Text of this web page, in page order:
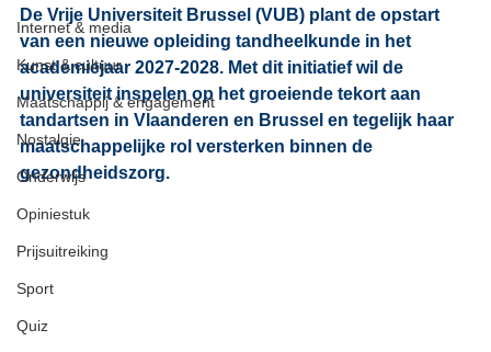
Internet & media
Kunst & cultuur
Maatschappij & engagement
Nostalgie
Onderwijs
Opiniestuk
Prijsuitreiking
Sport
Quiz
De Vrije Universiteit Brussel (VUB) plant de opstart
van een nieuwe opleiding tandheelkunde in het
academiejaar 2027‑2028. Met dit initiatief wil de
universiteit inspelen op het groeiende tekort aan
tandartsen in Vlaanderen en Brussel en tegelijk haar
maatschappelijke rol versterken binnen de
gezondheidszorg.